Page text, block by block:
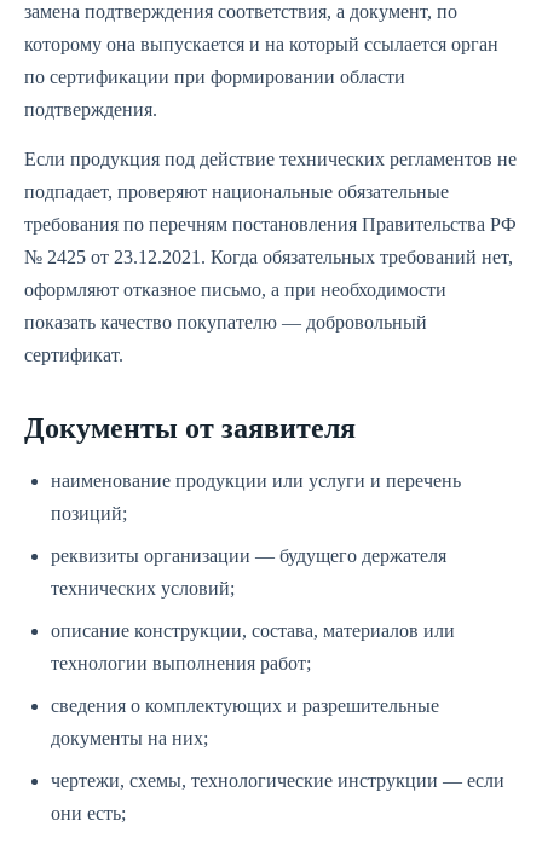
замена подтверждения соответствия, а документ, по
которому она выпускается и на который ссылается орган
по сертификации при формировании области
подтверждения.
Если продукция под действие технических регламентов не
подпадает, проверяют национальные обязательные
требования по перечням постановления Правительства РФ
№ 2425 от 23.12.2021. Когда обязательных требований нет,
оформляют отказное письмо, а при необходимости
показать качество покупателю — добровольный
сертификат.
Документы от заявителя
наименование продукции или услуги и перечень
позиций;
реквизиты организации — будущего держателя
технических условий;
описание конструкции, состава, материалов или
технологии выполнения работ;
сведения о комплектующих и разрешительные
документы на них;
чертежи, схемы, технологические инструкции — если
они есть;